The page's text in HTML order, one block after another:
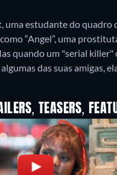
uma estudante do quadro
“Angel”, uma
quando um "serial killer"
das suas amigas,
TEASERS,